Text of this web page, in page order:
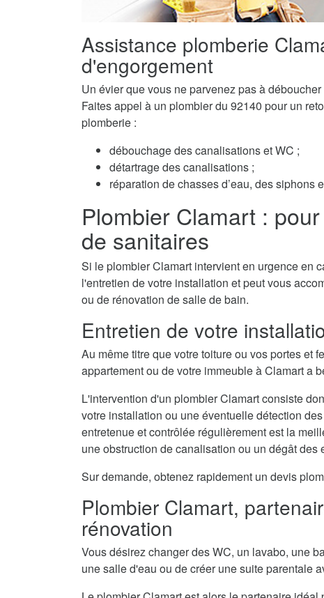
Assistance plomberie
d'engorgement
Un évier que vous ne parvenez pas à
Faites appel à un plombier du 92140 pour un
plomberie :
débouchage des canalisations et WC ;
détartrage des canalisations ;
réparation de chasses d’eau, des siphons
Plombier Clamart :
de sanitaires
Si le plombier Clamart intervient en urgence en
l'entretien de votre installation et peut vous
ou de rénovation de salle de bain.
Entretien de votre
Au même titre que votre toiture ou vos portes et
appartement ou de votre immeuble à Clamart a
L'intervention d'un plombier Clamart consiste
votre installation ou une éventuelle détection
entretenue et contrôlée régulièrement est la
une obstruction de canalisation ou un dégât des
Sur demande, obtenez rapidement un devis
Plombier Clamart,
rénovation
Vous désirez changer des WC, un lavabo, une
une salle d'eau ou de créer une suite parentale